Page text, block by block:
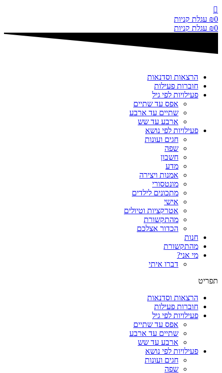
דלג
לתוכן
₪0
עגלת קניות
₪0 עגלת קניות
הרצאות וסדנאות
חוברות פעילות
פעילויות לפי גיל
אפס עד שתיים
שתיים עד ארבע
ארבע עד שש
פעילויות לפי נושא
חגים ועונות
שפה
חשבון
מדע
אמנות ויצירה
מונטסורי
מתכונים לילדים
אישי
אטרקציות וטיולים
מהתקשורת
הכדור אצלכם
חנות
מהתקשורת
מי אני?
דברו איתי
תפריט
הרצאות וסדנאות
חוברות פעילות
פעילויות לפי גיל
אפס עד שתיים
שתיים עד ארבע
ארבע עד שש
פעילויות לפי נושא
חגים ועונות
שפה